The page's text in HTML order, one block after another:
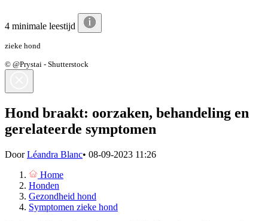
4 minimale leestijd
zieke hond
© @Prystai - Shutterstock
Hond braakt: oorzaken, behandeling en
gerelateerde symptomen
DoorLéandra Blanc• 08-09-2023 11:26
Home
Honden
Gezondheid hond
Symptomen zieke hond